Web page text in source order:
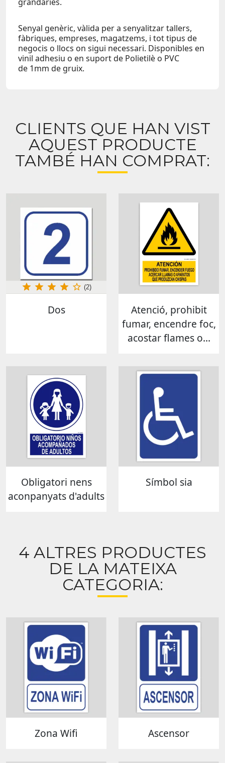
Senyal genèric, vàlida per a senyalitzar tallers,
fàbriques, empreses, magatzems, i tot tipus de
negocis o llocs on sigui necessari. Disponibles en
vinil adhesiu o en suport de Polietilè o PVC
de 1mm de gruix.
CLIENTS QUE HAN VIST
AQUEST PRODUCTE
TAMBÉ HAN COMPRAT:
Dos
(2)
Atenció, prohibit
fumar, encendre foc,
acostar flames o...
Obligatori nens
aconpanyats d'adults
Símbol sia
4 ALTRES PRODUCTES
DE LA MATEIXA
CATEGORIA:
Zona Wifi Ascensor